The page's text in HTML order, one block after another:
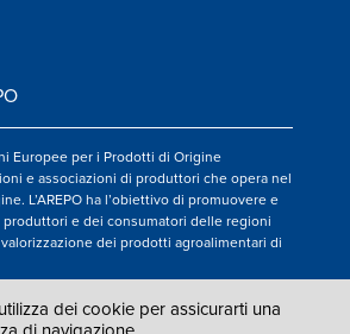
Europee per i Prodotti di Origine
e associazioni di produttori che opera nel
L’AREPO ha l’obiettivo di promuovere e
e dei consumatori delle regioni
dei prodotti agroalimentari di
dei cookie per assicurarti una